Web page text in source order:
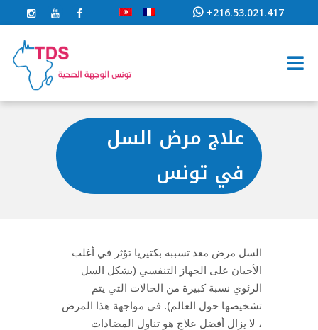
+216.53.021.417
علاج مرض السل
في تونس
السل مرض معد تسببه بكتيريا تؤثر في أغلب
الأحيان على الجهاز التنفسي (يشكل السل
الرئوي نسبة كبيرة من الحالات التي يتم
تشخيصها حول العالم). في مواجهة هذا المرض
، لا يزال أفضل علاج هو تناول المضادات